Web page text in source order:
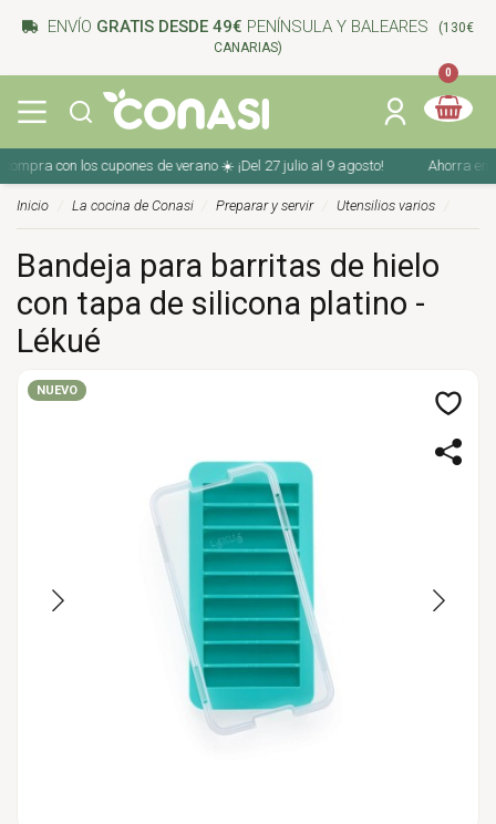
ENVÍO GRATIS DESDE 49€ PENÍNSULA Y BALEARES
(130€
CANARIAS)
0
con los cupones de verano ☀️ ¡Del 27 julio al 9 agosto! Ahorra en
Inicio La cocina de Conasi Preparar y servir Utensilios varios
Bandeja para barritas de hielo
con tapa de silicona platino -
Lékué
NUEVO